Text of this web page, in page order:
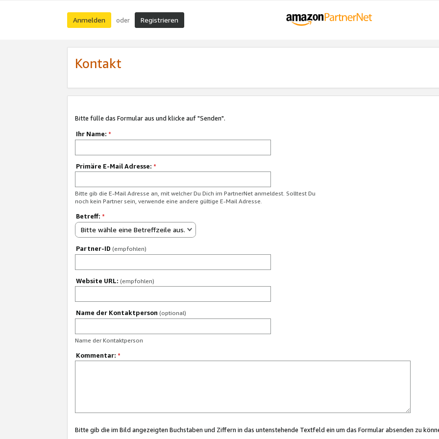
Anmelden oder Registrieren
Kontakt
Bitte fülle das Formular aus und klicke auf "Senden".
Ihr Name: *
Primäre E-Mail Adresse: *
Bitte gib die E-Mail Adresse an, mit welcher Du Dich im PartnerNet anmeldest. Solltest Du
noch kein Partner sein, verwende eine andere gültige E-Mail Adresse.
Betreff: *
Bitte wähle eine Betreffzeile aus.
Partner-ID (empfohlen)
Website URL: (empfohlen)
Name der Kontaktperson (optional)
Name der Kontaktperson
Kommentar: *
Bitte gib die im Bild angezeigten Buchstaben und Ziffern in das untenstehende Textfeld ein um das Formular absenden zu